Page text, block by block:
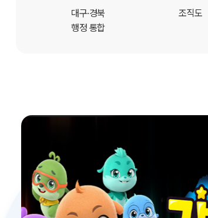
대구·경북
행정 통합
조직도